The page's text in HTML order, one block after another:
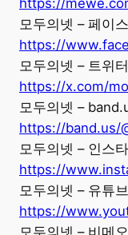
https://
모두의넷 – 페이
https://
모두의넷 – 트위
https://x.com/
모두의넷 –
https://band.us/
모두의넷 – 인스
https://
모두의넷 – 유튜브
https://